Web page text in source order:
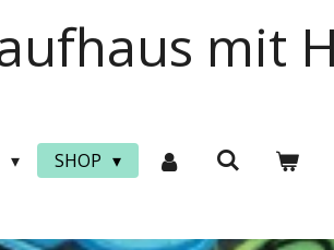
mit
SHOP